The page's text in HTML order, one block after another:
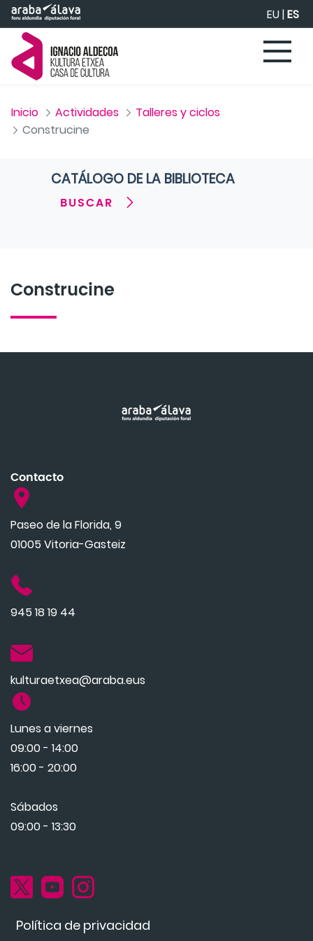
Saltar al contenido principal EU|ES
Inicio Actividades
Talleres y ciclos
Construcine
CATÁLOGO DE LA BIBLIOTECA
BUSCAR
Construcine
Política de privacidad
Contacto
Paseo de la Florida, 9
01005 Vitoria-Gasteiz
945 18 19 44
kulturaetxea@araba.eus
Lunes a viernes
09:00 - 14:00
16:00 - 20:00
Sábados
09:00 - 13:30